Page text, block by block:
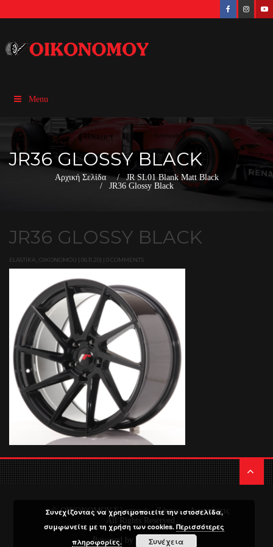
Menu
JR36 GLOSSY BLACK
Αρχική Σελίδα
JR SL01 Blank Matt Black
JR36 Glossy Black
JR36 GLOSSY BLACK
ELASTIKA_OIKONOMOU | 06.11.20| | 0 COMMENTS
© ΟΙΚΟΝΟΜΟΥ Ελαστικά – Ζάντες – Αναρτήσεις
All Rights Reserved
Powered by Media Planners
Συνεχίζοντας να χρησιμοποιείτε την ιστοσελίδα,
συμφωνείτε με τη χρήση των cookies.Περισσότερες
πληροφορίες.
Συνέχεια